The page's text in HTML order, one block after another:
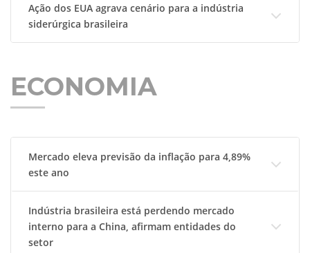
Ação dos EUA agrava cenário para a indústria
siderúrgica brasileira
ECONOMIA
Mercado eleva previsão da inflação para 4,89%
este ano
Indústria brasileira está perdendo mercado
interno para a China, afirmam entidades do
setor